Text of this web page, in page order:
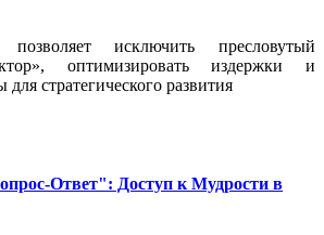
позволяет исключить пресловутый
оптимизировать издержки и
стратегического развития
Ответ": Доступ к Мудрости в